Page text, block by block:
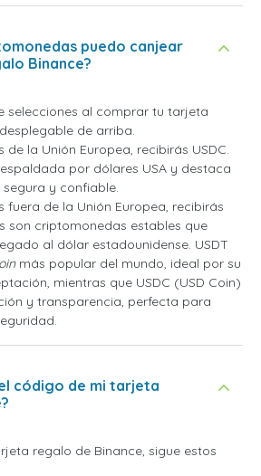
puedo canjear
Binance?
selecciones al comprar tu tarjeta
de arriba.
de la Unión Europea, recibirás USDC.
por dólares USA y destaca
y confiable.
fuera de la Unión Europea, recibirás
son criptomonedas estables que
al dólar estadounidense. USDT
más popular del mundo, ideal por su
mientras que USDC (USD Coin)
y transparencia, perfecta para
código de mi tarjeta
regalo de Binance, sigue estos